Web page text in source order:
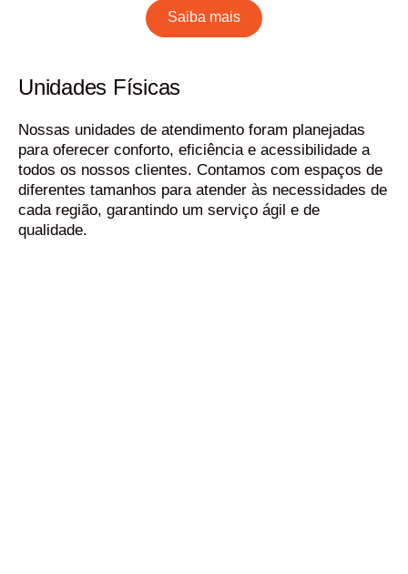
Saiba mais
Unidades Físicas
Nossas unidades de atendimento foram planejadas
para oferecer conforto, eficiência e acessibilidade a
todos os nossos clientes. Contamos com espaços de
diferentes tamanhos para atender às necessidades de
cada região, garantindo um serviço ágil e de
qualidade.